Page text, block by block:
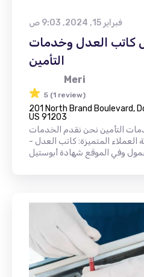
فبراير 15, 2024, 9:03 ص
كاتب العدل وخدمات
التأمين
Meri
5 (1 review)
201 North Brand Boulevard,
US 91203
التأمين نحن نقدم الخدمات
العملاء المتميزة: كاتب العدل -